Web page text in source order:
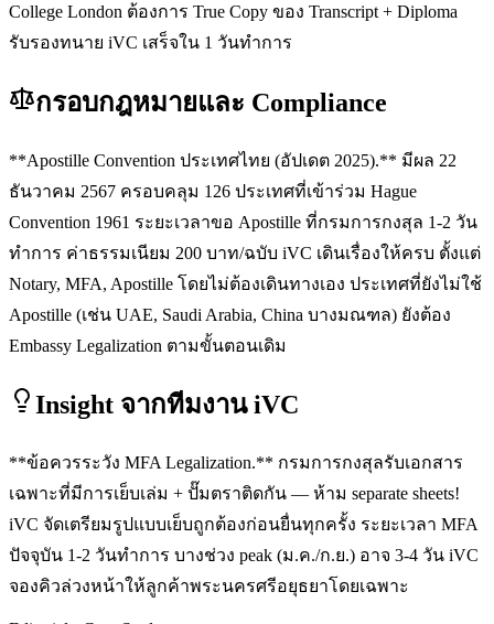
College London ต้องการ True Copy ของ Transcript + Diploma
รับรองทนาย iVC เสร็จใน 1 วันทำการ
กรอบกฎหมายและ Compliance
**Apostille Convention ประเทศไทย (อัปเดต 2025).** มีผล 22
ธันวาคม 2567 ครอบคลุม 126 ประเทศที่เข้าร่วม Hague
Convention 1961 ระยะเวลาขอ Apostille ที่กรมการกงสุล 1-2 วัน
ทำการ ค่าธรรมเนียม 200 บาท/ฉบับ iVC เดินเรื่องให้ครบ ตั้งแต่
Notary, MFA, Apostille โดยไม่ต้องเดินทางเอง ประเทศที่ยังไม่ใช้
Apostille (เช่น UAE, Saudi Arabia, China บางมณฑล) ยังต้อง
Embassy Legalization ตามขั้นตอนเดิม
Insight จากทีมงาน iVC
**ข้อควรระวัง MFA Legalization.** กรมการกงสุลรับเอกสาร
เฉพาะที่มีการเย็บเล่ม + ปั๊มตราติดกัน — ห้าม separate sheets!
iVC จัดเตรียมรูปแบบเย็บถูกต้องก่อนยื่นทุกครั้ง ระยะเวลา MFA
ปัจจุบัน 1-2 วันทำการ บางช่วง peak (ม.ค./ก.ย.) อาจ 3-4 วัน iVC
จองคิวล่วงหน้าให้ลูกค้าพระนครศรีอยุธยาโดยเฉพาะ